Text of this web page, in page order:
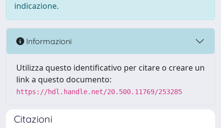
indicazione.
Informazioni
Utilizza questo identificativo per citare o creare un
link a questo documento:
https://hdl.handle.net/20.500.11769/253285
Citazioni